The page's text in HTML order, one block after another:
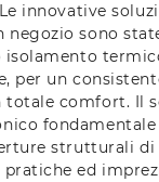
innovative
negozio sono
per un
totale comfort. Il
strutturali
ed